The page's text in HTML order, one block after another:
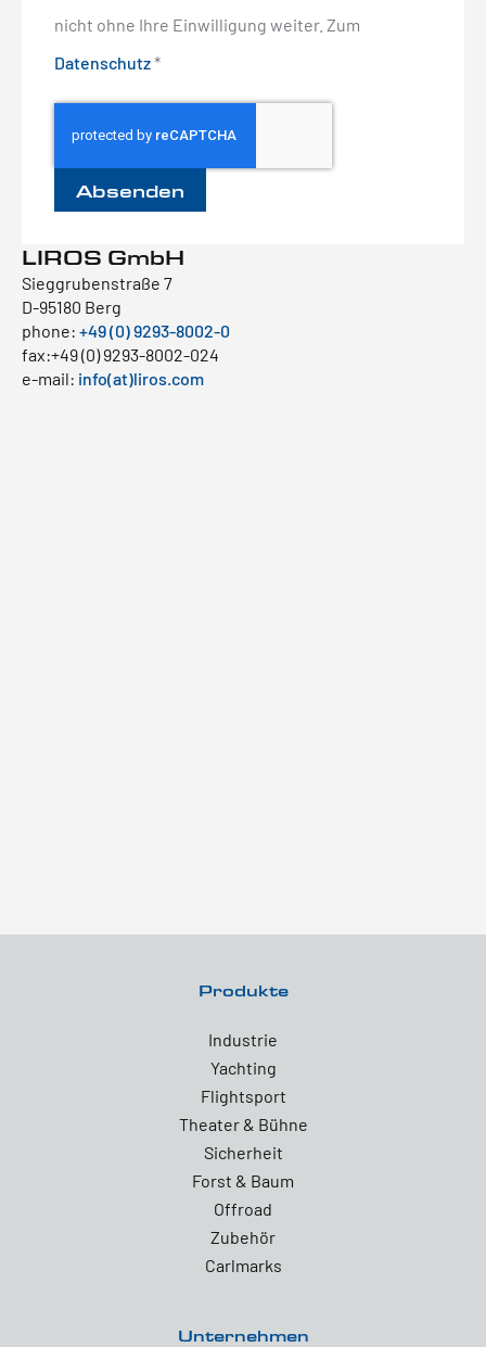
nicht ohne Ihre Einwilligung weiter. Zum
Datenschutz*
LIROS GmbH
Sieggrubenstraße 7
D-95180 Berg
phone: +49 (0) 9293-8002-0
fax:+49 (0) 9293-8002-024
e-mail: info(at)liros.com
Produkte
Industrie
Yachting
Flightsport
Theater & Bühne
Sicherheit
Forst & Baum
Offroad
Zubehör
Carlmarks
Unternehmen